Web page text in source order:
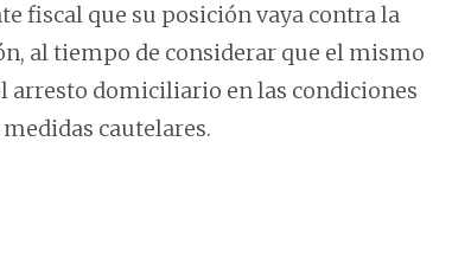
fiscal que su posición vaya contra la
al tiempo de considerar que el mismo
arresto domiciliario en las condiciones
cautelares.